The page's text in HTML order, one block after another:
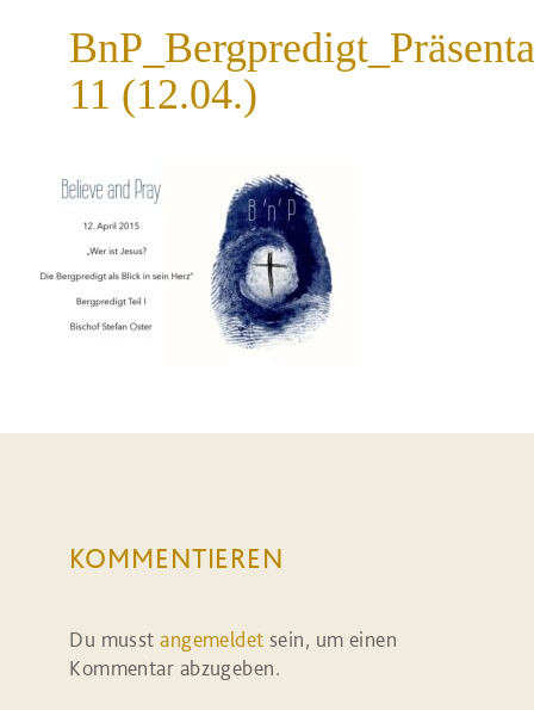
11 (12.04.)
KOMMENTIEREN
Du musstangemeldet sein, um einen
Kommentar abzugeben.